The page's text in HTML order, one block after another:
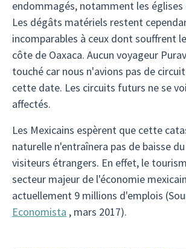
endommagés, notamment les
Les dégâts matériels restent
incomparables à ceux dont souffrent
côte de Oaxaca. Aucun voyageur
touché car nous n'avions pas de
cette date. Les circuits futurs ne se
affectés.
Les Mexicains espèrent que cette
naturelle n'entraînera pas de baisse
visiteurs étrangers. En effet, le
secteur majeur de l'économie
actuellement 9 millions d'emplois
Economista , mars 2017).